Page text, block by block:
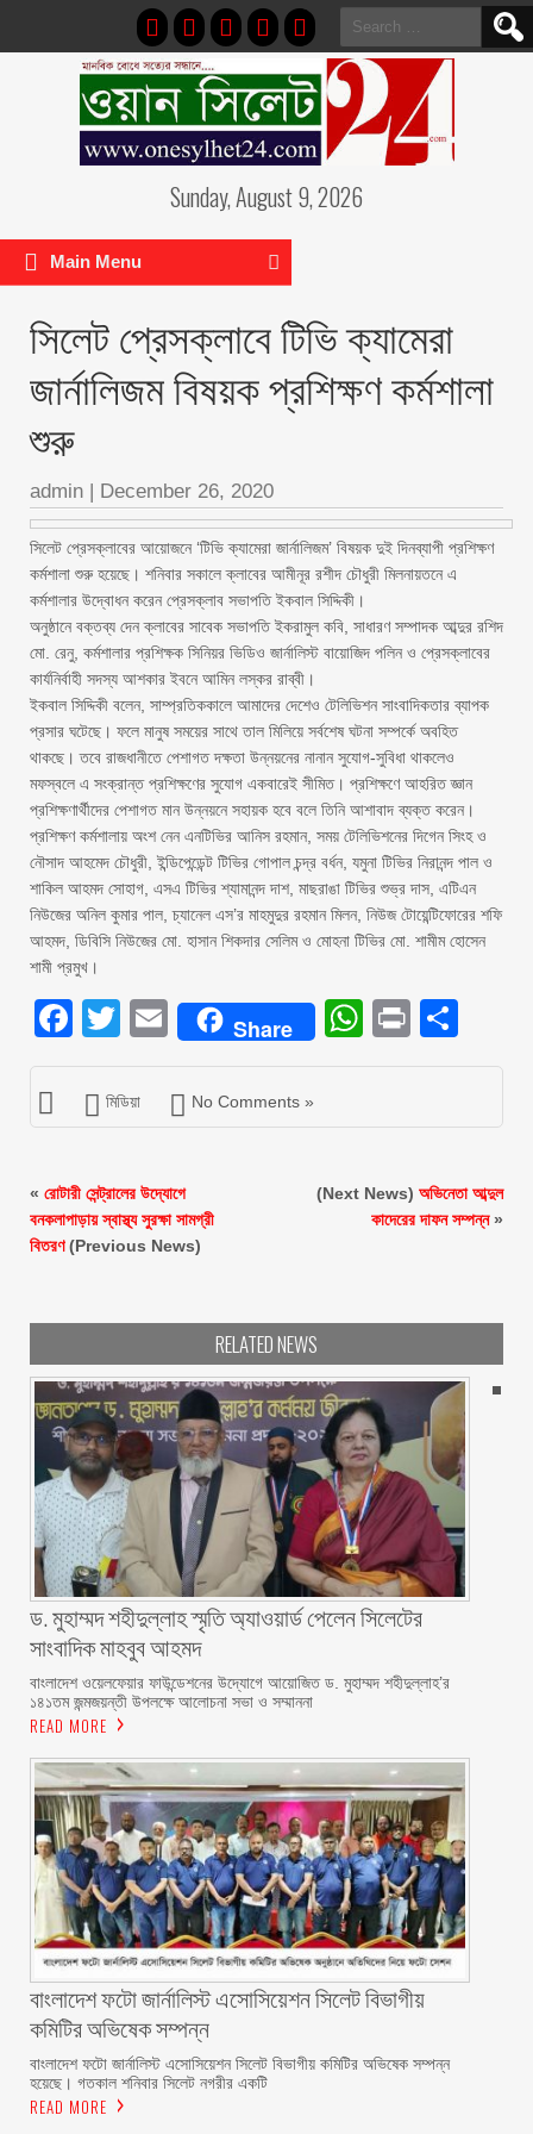
Search
for:
Sunday, August 9, 2026
Main Menu
সিলেট প্রেসক্লাবে টিভি ক্যামেরা
জার্নালিজম বিষয়ক প্রশিক্ষণ কর্মশালা
শুরু
admin | December 26, 2020
সিলেট প্রেসক্লাবের আয়োজনে ‘টিভি ক্যামেরা জার্নালিজম’ বিষয়ক দুই দিনব্যাপী প্রশিক্ষণ
কর্মশালা শুরু হয়েছে। শনিবার সকালে ক্লাবের আমীনূর রশীদ চৌধুরী মিলনায়তনে এ
কর্মশালার উদ্বোধন করেন প্রেসক্লাব সভাপতি ইকবাল সিদ্দিকী।
অনুষ্ঠানে বক্তব্য দেন ক্লাবের সাবেক সভাপতি ইকরামুল কবি, সাধারণ সম্পাদক আব্দুর রশিদ
মো. রেনু, কর্মশালার প্রশিক্ষক সিনিয়র ভিডিও জার্নালিস্ট বায়োজিদ পলিন ও প্রেসক্লাবের
কার্যনির্বাহী সদস্য আশকার ইবনে আমিন লস্কর রাব্বী।
ইকবাল সিদ্দিকী বলেন, সাম্প্রতিককালে আমাদের দেশেও টেলিভিশন সাংবাদিকতার ব্যাপক
প্রসার ঘটেছে। ফলে মানুষ সময়ের সাথে তাল মিলিয়ে সর্বশেষ ঘটনা সম্পর্কে অবহিত
থাকছে। তবে রাজধানীতে পেশাগত দক্ষতা উন্নয়নের নানান সুযোগ-সুবিধা থাকলেও
মফস্বলে এ সংক্রান্ত প্রশিক্ষণের সুযোগ একবারেই সীমিত। প্রশিক্ষণে আহরিত জ্ঞান
প্রশিক্ষণার্থীদের পেশাগত মান উন্নয়নে সহায়ক হবে বলে তিনি আশাবাদ ব্যক্ত করেন।
প্রশিক্ষণ কর্মশালায় অংশ নেন এনটিভির আনিস রহমান, সময় টেলিভিশনের দিগেন সিংহ ও
নৌসাদ আহমেদ চৌধুরী, ইন্ডিপেন্ডেন্ট টিভির গোপাল চন্দ্র বর্ধন, যমুনা টিভির নিরানন্দ পাল ও
শাকিল আহমদ সোহাগ, এসএ টিভির শ্যামানন্দ দাশ, মাছরাঙা টিভির শুভ্র দাস, এটিএন
নিউজের অনিল কুমার পাল, চ্যানেল এস’র মাহমুদুর রহমান মিলন, নিউজ টোয়েন্টিফোরের শফি
আহমদ, ডিবিসি নিউজের মো. হাসান শিকদার সেলিম ও মোহনা টিভির মো. শামীম হোসেন
শামী প্রমুখ।
Facebook
Twitter
EmailShare Print
মিডিয়া No Comments »
« রোটারী সেন্ট্রালের উদ্যোগে
বনকলাপাড়ায় স্বাস্থ্য সুরক্ষা সামগ্রী
বিতরণ(Previous News)
(Next News) অভিনেতা আব্দুল
কাদেরের দাফন সম্পন্ন»
RELATED NEWS
ড. মুহাম্মদ শহীদুল্লাহ স্মৃতি অ্যাওয়ার্ড পেলেন সিলেটের
সাংবাদিক মাহবুব আহমদ
বাংলাদেশ ওয়েলফেয়ার ফাউন্ডেশনের উদ্যোগে আয়োজিত ড. মুহাম্মদ শহীদুল্লাহ’র
১৪১তম জন্মজয়ন্তী উপলক্ষে আলোচনা সভা ও সম্মাননা
READ MORE
বাংলাদেশ ফটো জার্নালিস্ট এসোসিয়েশন সিলেট বিভাগীয়
কমিটির অভিষেক সম্পন্ন
বাংলাদেশ ফটো জার্নালিস্ট এসোসিয়েশন সিলেট বিভাগীয় কমিটির অভিষেক সম্পন্ন
হয়েছে। গতকাল শনিবার সিলেট নগরীর একটি
READ MORE